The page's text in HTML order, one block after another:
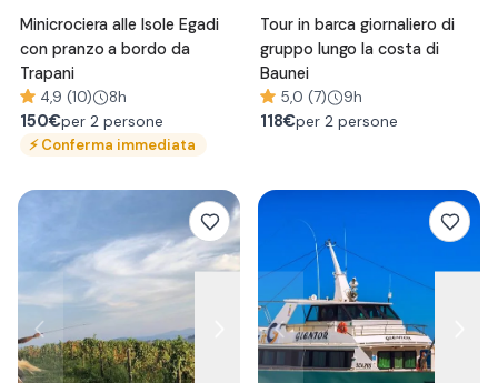
Minicrociera alle Isole Egadi
con pranzo a bordo da
Trapani
4,9 (10) 8h
150€per 2 persone
⚡Conferma immediata
Tour in barca giornaliero di
gruppo lungo la costa di
Baunei
5,0 (7) 9h
118€per 2 persone